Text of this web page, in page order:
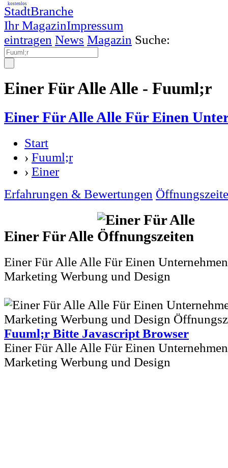
StadtBranche
Ihr MagazinImpressum
kostenlos
eintragen News Magazin Suche:
Einer Für Alle Alle - Fuuml;r
Einer Für Alle Alle Für Einen
Start
› Fuuml;r
› Einer
Erfahrungen & Bewertungen
Einer Für Alle
Einer Für Alle Alle Für Einen
Marketing Werbung und Design
Fuuml;r Bitte Javascript Browser
Einer Für Alle Alle Für Einen
Marketing Werbung und Design